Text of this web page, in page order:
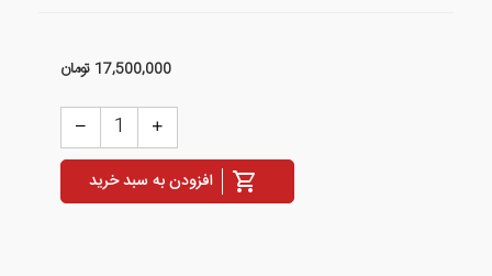
17,500,000 تومان
افزودن به سبد خرید